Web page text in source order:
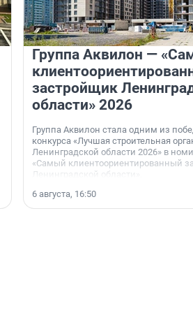
Группа Аквилон —
застройщик
области» 2026
Группа Аквилон стала одним из
конкурса «Лучшая строительная
Ленинградской области 2026» в
«Самый клиентоориентированный
Ленинградской области».
6 августа, 16:50